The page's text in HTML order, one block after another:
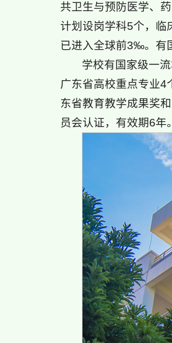
共卫生与预防医学、
计划设岗学科5个，临
已进入全球前3‰。有
学校有国家级一
广东省高校重点专业4
东省教育教学成果奖
员会认证，有效期6